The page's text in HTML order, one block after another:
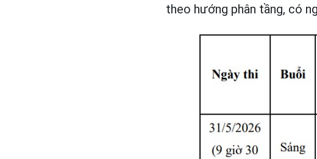
theo hướng phân tầng, có